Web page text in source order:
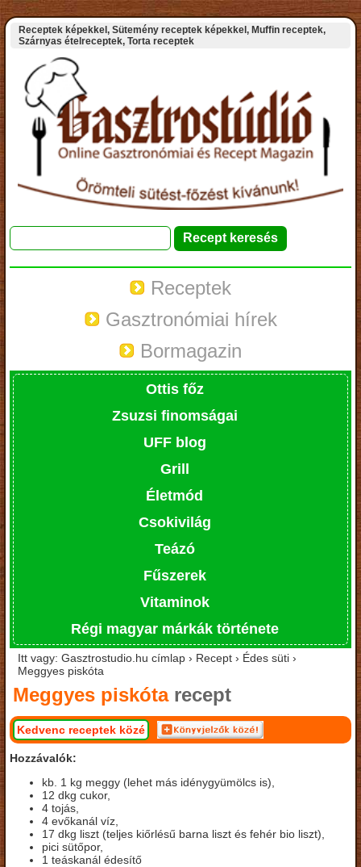
Receptek képekkel, Sütemény receptek képekkel, Muffin receptek,
Szárnyas ételreceptek, Torta receptek
Receptek
Gasztronómiai hírek
Bormagazin
Ottis főz
Zsuzsi finomságai
UFF blog
Grill
Életmód
Csokivilág
Teázó
Fűszerek
Vitaminok
Régi magyar márkák története
Itt vagy: Gasztrostudio.hu címlap › Recept › Édes süti ›
Meggyes piskóta
Meggyes piskótarecept
Kedvenc receptek közé
Hozzávalók:
kb. 1 kg meggy (lehet más idénygyümölcs is),
12 dkg cukor,
4 tojás,
4 evőkanál víz,
17 dkg liszt (teljes kiőrlésű barna liszt és fehér bio liszt),
pici sütőpor,
1 teáskanál édesítő